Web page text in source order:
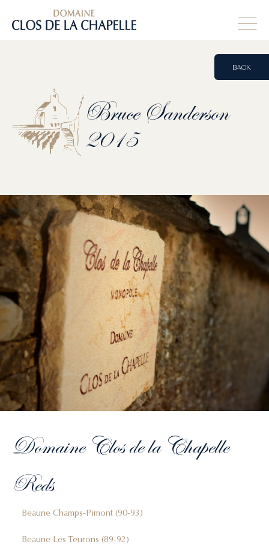
Bruce Sanderson
2015
BACK
Domaine Clos de la Chapelle
Reds
Beaune Champs-Pimont (90-93)
Beaune Les Teurons (89-92)